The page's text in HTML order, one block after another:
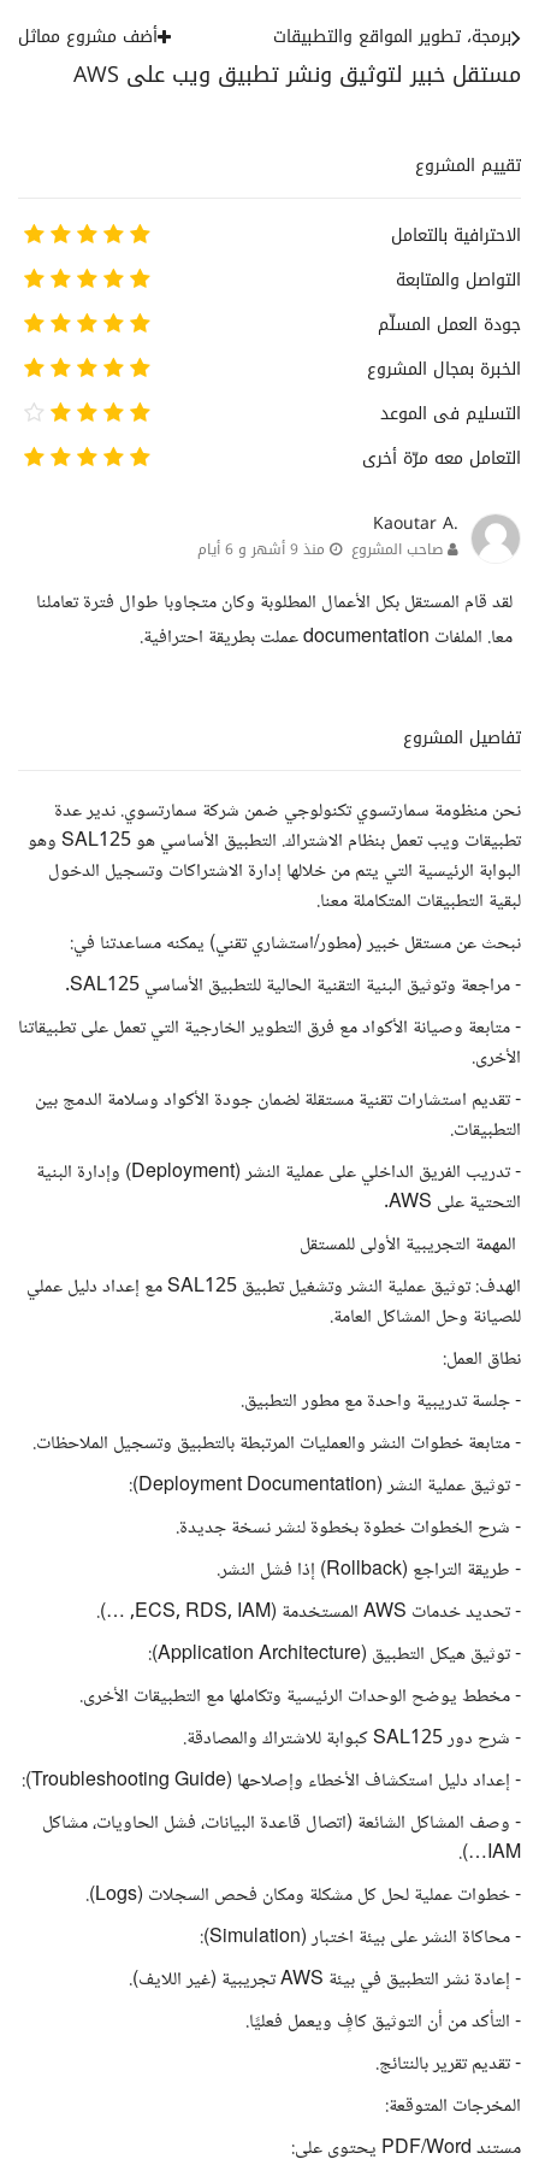
مستقل خبير لتوثيق ونشر تطبيق ويب على AWS
برمجة، تطوير المواقع والتطبيقات أضف مشروع مماثل
تقييم المشروع
الاحترافية بالتعامل
التواصل والمتابعة
جودة العمل المسلّم
الخبرة بمجال المشروع
التسليم فى الموعد
التعامل معه مرّة أخرى
Kaoutar A.
صاحب المشروع منذ 9 أشهر و 6 أيام
لقد قام المستقل بكل الأعمال المطلوبة وكان متجاوبا طوال فترة تعاملنا
معا. الملفات documentation عملت بطريقة احترافية.
تفاصيل المشروع
نحن منظومة سمارتسوي تكنولوجي ضمن شركة سمارتسوي. ندير عدة
تطبيقات ويب تعمل بنظام الاشتراك. التطبيق الأساسي هو SAL125 وهو
البوابة الرئيسية التي يتم من خلالها إدارة الاشتراكات وتسجيل الدخول
لبقية التطبيقات المتكاملة معنا.
نبحث عن مستقل خبير (مطور/استشاري تقني) يمكنه مساعدتنا في:
- مراجعة وتوثيق البنية التقنية الحالية للتطبيق الأساسي SAL125.
- متابعة وصيانة الأكواد مع فرق التطوير الخارجية التي تعمل على تطبيقاتنا
الأخرى.
- تقديم استشارات تقنية مستقلة لضمان جودة الأكواد وسلامة الدمج بين
التطبيقات.
- تدريب الفريق الداخلي على عملية النشر (Deployment) وإدارة البنية
التحتية على AWS.
️ المهمة التجريبية الأولى للمستقل
الهدف: توثيق عملية النشر وتشغيل تطبيق SAL125 مع إعداد دليل عملي
للصيانة وحل المشاكل العامة.
نطاق العمل:
- جلسة تدريبية واحدة مع مطور التطبيق.
- متابعة خطوات النشر والعمليات المرتبطة بالتطبيق وتسجيل الملاحظات.
- توثيق عملية النشر (Deployment Documentation):
- شرح الخطوات خطوة بخطوة لنشر نسخة جديدة.
- طريقة التراجع (Rollback) إذا فشل النشر.
- تحديد خدمات AWS المستخدمة (ECS, RDS, IAM, …).
- توثيق هيكل التطبيق (Application Architecture):
- مخطط يوضح الوحدات الرئيسية وتكاملها مع التطبيقات الأخرى.
- شرح دور SAL125 كبوابة للاشتراك والمصادقة.
- إعداد دليل استكشاف الأخطاء وإصلاحها (Troubleshooting Guide):
- وصف المشاكل الشائعة (اتصال قاعدة البيانات، فشل الحاويات، مشاكل
IAM…).
- خطوات عملية لحل كل مشكلة ومكان فحص السجلات (Logs).
- محاكاة النشر على بيئة اختبار (Simulation):
- إعادة نشر التطبيق في بيئة AWS تجريبية (غير اللايف).
- التأكد من أن التوثيق كافٍ ويعمل فعليًا.
- تقديم تقرير بالنتائج.
المخرجات المتوقعة:
مستند PDF/Word يحتوي على: